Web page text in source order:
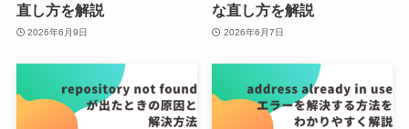
直し方を解説
2026年6月9日
な直し方を解説
2026年6月7日